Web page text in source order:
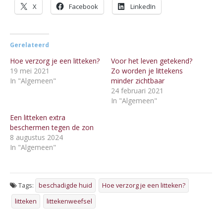
X Facebook LinkedIn
Gerelateerd
Hoe verzorg je een litteken?
19 mei 2021
In "Algemeen"
Voor het leven getekend?
Zo worden je littekens
minder zichtbaar
24 februari 2021
In "Algemeen"
Een litteken extra
beschermen tegen de zon
8 augustus 2024
In "Algemeen"
Tags: beschadigde huid
Hoe verzorg je een litteken?
litteken
littekenweefsel